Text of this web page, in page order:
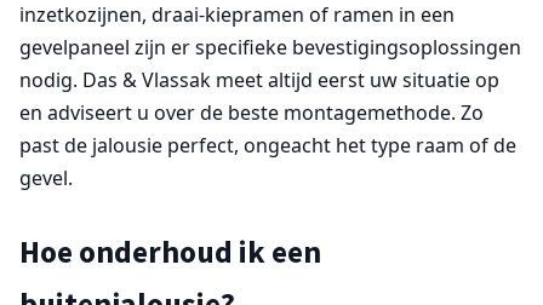
inzetkozijnen, draai-kiepramen of ramen in een
gevelpaneel zijn er specifieke bevestigingsoplossingen
nodig. Das & Vlassak meet altijd eerst uw situatie op
en adviseert u over de beste montagemethode. Zo
past de jalousie perfect, ongeacht het type raam of de
gevel.
Hoe onderhoud ik een